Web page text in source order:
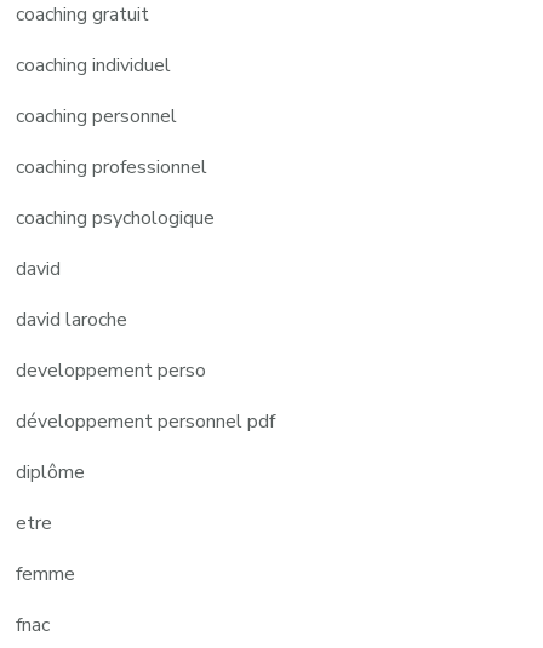
coaching gratuit
coaching individuel
coaching personnel
coaching professionnel
coaching psychologique
david
david laroche
developpement perso
développement personnel pdf
diplôme
etre
femme
fnac